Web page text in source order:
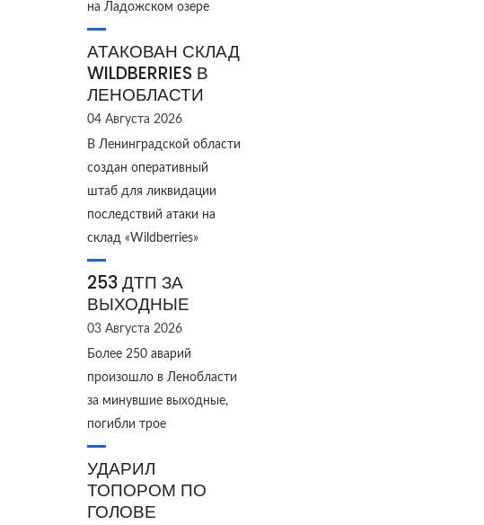
на Ладожском озере
АТАКОВАН СКЛАД
WILDBERRIES В
ЛЕНОБЛАСТИ
04 Августа 2026
В Ленинградской области
создан оперативный
штаб для ликвидации
последствий атаки на
склад «Wildberries»
253 ДТП ЗА
ВЫХОДНЫЕ
03 Августа 2026
Более 250 аварий
произошло в Ленобласти
за минувшие выходные,
погибли трое
УДАРИЛ
ТОПОРОМ ПО
ГОЛОВЕ